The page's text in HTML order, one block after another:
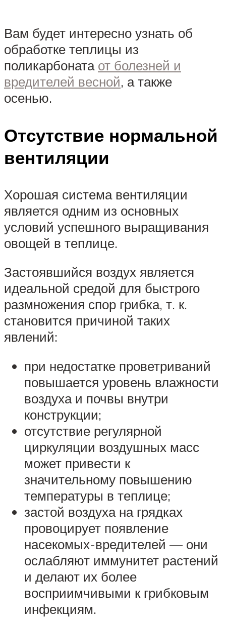
Вам будет интересно узнать об
обработке теплицы из
поликарбоната от болезней и
вредителей весной, а также
осенью.
Отсутствие нормальной
вентиляции
Хорошая система вентиляции
является одним из основных
условий успешного выращивания
овощей в теплице.
Застоявшийся воздух является
идеальной средой для быстрого
размножения спор грибка, т. к.
становится причиной таких
явлений:
при недостатке проветриваний
повышается уровень влажности
воздуха и почвы внутри
конструкции;
отсутствие регулярной
циркуляции воздушных масс
может привести к
значительному повышению
температуры в теплице;
застой воздуха на грядках
провоцирует появление
насекомых-вредителей — они
ослабляют иммунитет растений
и делают их более
восприимчивыми к грибковым
инфекциям.